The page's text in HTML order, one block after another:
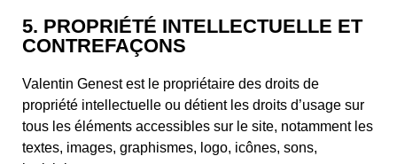
5. PROPRIÉTÉ INTELLECTUELLE ET
CONTREFAÇONS
Valentin Genest est le propriétaire des droits de
propriété intellectuelle ou détient les droits d’usage sur
tous les éléments accessibles sur le site, notamment les
textes, images, graphismes, logo, icônes, sons,